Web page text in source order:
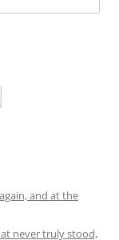
and at the
never truly stood,